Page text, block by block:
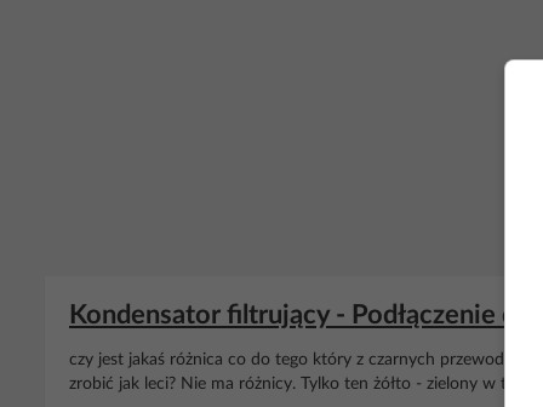
Kondensator filtrujący - Podłączenie do
czy jest jakaś różnica co do tego który z czarnych przewodów
zrobić jak leci? Nie ma różnicy. Tylko ten żółto - zielony w to